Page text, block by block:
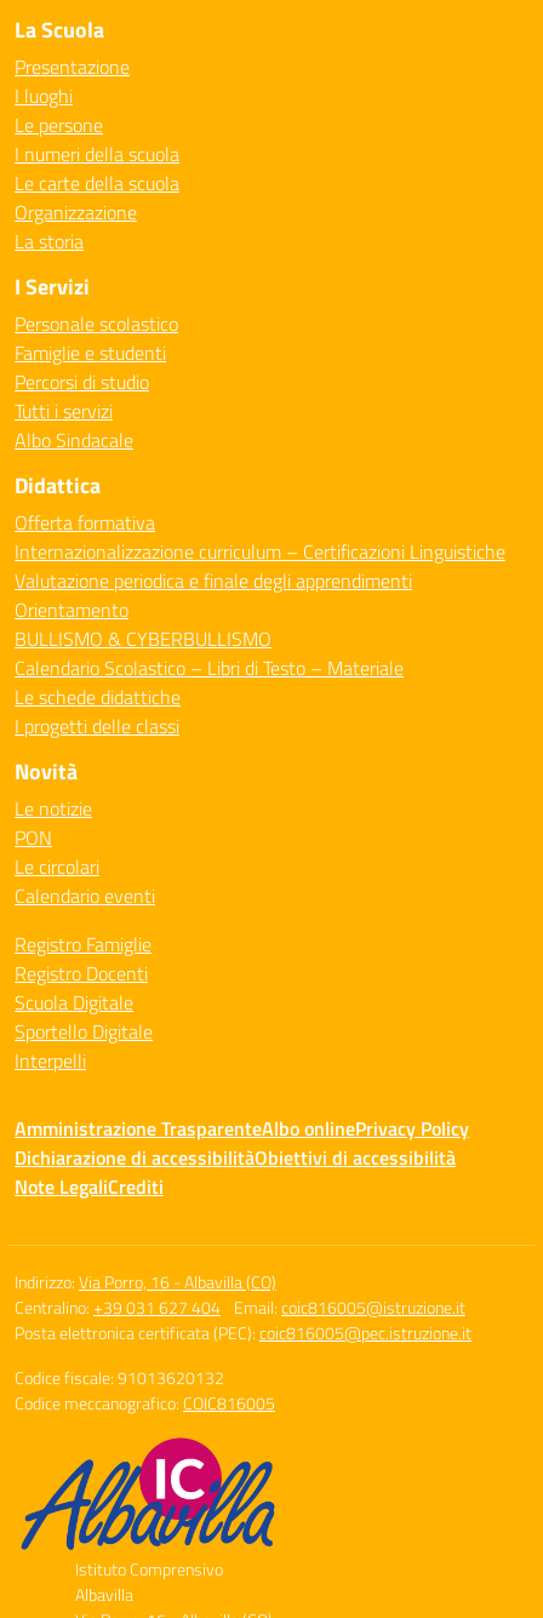
La Scuola
Presentazione
I luoghi
Le persone
I numeri della scuola
Le carte della scuola
Organizzazione
La storia
I Servizi
Personale scolastico
Famiglie e studenti
Percorsi di studio
Tutti i servizi
Albo Sindacale
Didattica
Offerta formativa
Internazionalizzazione curriculum – Certificazioni Linguistiche
Valutazione periodica e finale degli apprendimenti
Orientamento
BULLISMO & CYBERBULLISMO
Calendario Scolastico – Libri di Testo – Materiale
Le schede didattiche
I progetti delle classi
Novità
Le notizie
PON
Le circolari
Calendario eventi
Registro Famiglie
Registro Docenti
Scuola Digitale
Sportello Digitale
Interpelli
Amministrazione TrasparenteAlbo onlinePrivacy Policy
Dichiarazione di accessibilitàObiettivi di accessibilità
Note LegaliCrediti
Indirizzo:Via Porro, 16 - Albavilla (CO)
Centralino:+39 031 627 404 Email:coic816005@istruzione.it
Posta elettronica certificata (PEC):coic816005@pec.istruzione.it
Codice fiscale: 91013620132
Codice meccanografico:COIC816005
Istituto Comprensivo
Albavilla